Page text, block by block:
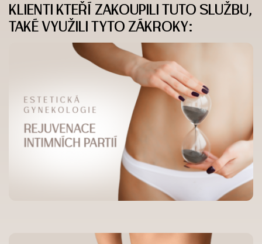
KLIENTI KTEŘÍ ZAKOUPILI TUTO SLUŽBU,
TAKÉ VYUŽILI TYTO ZÁKROKY: